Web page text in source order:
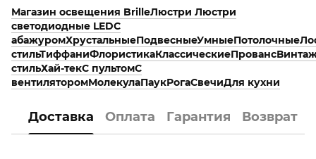
Магазин освещения BrilleЛюстри Люстри
светодиодные LEDС
абажуромХрустальныеПодвесныеУмныеПотолочные
стильТиффаниФлористикаКлассическиеПрованс
стильХай-текС пультомС
вентиляторомМолекулаПаукРогаСвечиДля кухни
Доставка Оплата Гарантия Возврат